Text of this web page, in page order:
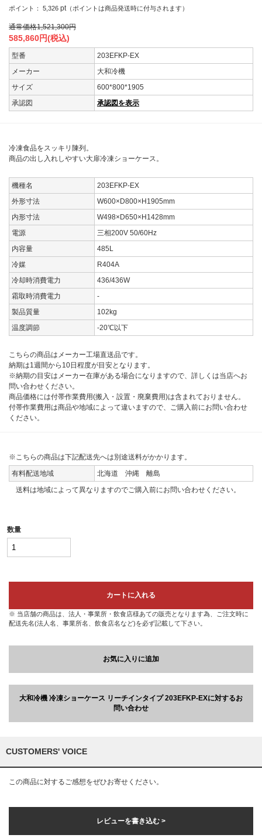
ポイント： 5,326 pt （ポイントは商品発送時に付与されます）
通常価格1,521,300円
585,860円(税込)
型番
203EFKP-EX
メーカー
大和冷機
サイズ
600*800*1905
承認図
承認図を表示
冷凍食品をスッキリ陳列。
商品の出し入れしやすい大扉冷凍ショーケース。
機種名
203EFKP-EX
外形寸法
W600×D800×H1905mm
内形寸法
W498×D650×H1428mm
電源
三相200V 50/60Hz
内容量
485L
冷媒
R404A
冷却時消費電力
436/436W
霜取時消費電力
-
製品質量
102kg
温度調節
-20℃以下
こちらの商品はメーカー工場直送品です。
納期は1週間から10日程度が目安となります。
※納期の目安はメーカー在庫がある場合になりますので、詳しくは当店へお
問い合わせください。
商品価格には付帯作業費用(搬入・設置・廃棄費用)は含まれておりません。
付帯作業費用は商品や地域によって違いますので、ご購入前にお問い合わせ
ください。
※こちらの商品は下記配送先へは別途送料がかかります。
有料配送地域
北海道 沖縄 離島
送料は地域によって異なりますのでご購入前にお問い合わせください。
数量
カートに入れる
※ 当店舗の商品は、法人・事業所・飲食店様あての販売となります為、ご注文時に
配送先名(法人名、事業所名、飲食店名など)を必ず記載して下さい。
お気に入りに追加
大和冷機 冷凍ショーケース リーチインタイプ 203EFKP-EXに対するお
問い合わせ
CUSTOMERS' VOICE
この商品に対するご感想をぜひお寄せください。
レビューを書き込む >